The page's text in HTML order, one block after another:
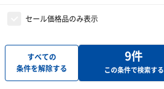
セール価格品のみ表示
すべての
条件を解除する
9件
この条件で検索する